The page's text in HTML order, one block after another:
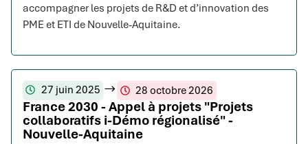
accompagner les projets de R&D et d’innovation des
PME et ETI de Nouvelle-Aquitaine.
27 juin 2025 28 octobre 2026
France 2030 - Appel à projets "Projets
collaboratifs i-Démo régionalisé" -
Nouvelle-Aquitaine